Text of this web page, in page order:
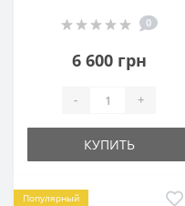
0
6 600 грн
- +
КУПИТЬ
Популярный